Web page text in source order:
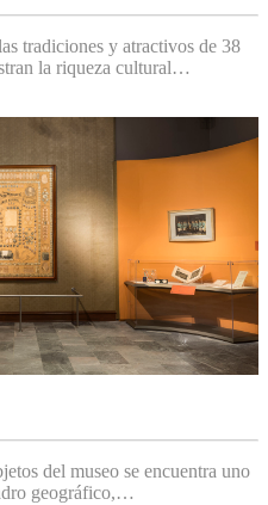
tradiciones y atractivos de 38
la riqueza cultural…
del museo se encuentra uno
geográfico,…